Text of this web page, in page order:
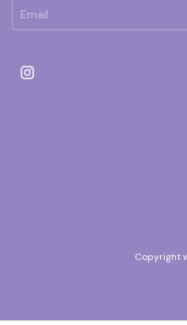
Copyright